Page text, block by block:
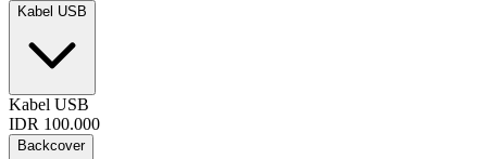
Kabel USB
Kabel USB
IDR 100.000
Backcover